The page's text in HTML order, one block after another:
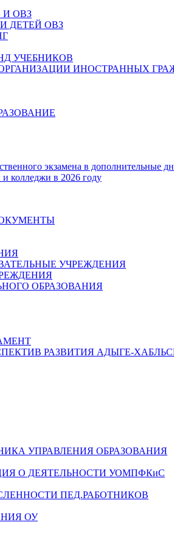
И ОВЗ
ДЕТЕЙ ОВЗ
УЧЕБНИКОВ
ИНОСТРАННЫХ
экзамена в дополнительные
колледжи в 2026 году
УЧРЕЖДЕНИЯ
ОБРАЗОВАНИЯ
РАЗВИТИЯ АДЫГЕ-
УПРАВЛЕНИЯ ОБРАЗОВАНИЯ
О ДЕЯТЕЛЬНОСТИ УОМПФКиС
ПЕД.РАБОТНИКОВ
ОУ